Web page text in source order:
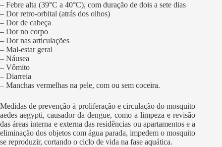
– Febre alta (39°C a 40°C), com duração de dois a sete dias
– Dor retro-orbital (atrás dos olhos)
– Dor de cabeça
– Dor no corpo
– Dor nas articulações
– Mal-estar geral
– Náusea
– Vômito
– Diarreia
– Manchas vermelhas na pele, com ou sem coceira.
Medidas de prevenção à proliferação e circulação do mosquito
aedes aegypti, causador da dengue, como a limpeza e revisão
das áreas interna e externa das residências ou apartamentos e a
eliminação dos objetos com água parada, impedem o mosquito
se reproduzir, cortando o ciclo de vida na fase aquática.